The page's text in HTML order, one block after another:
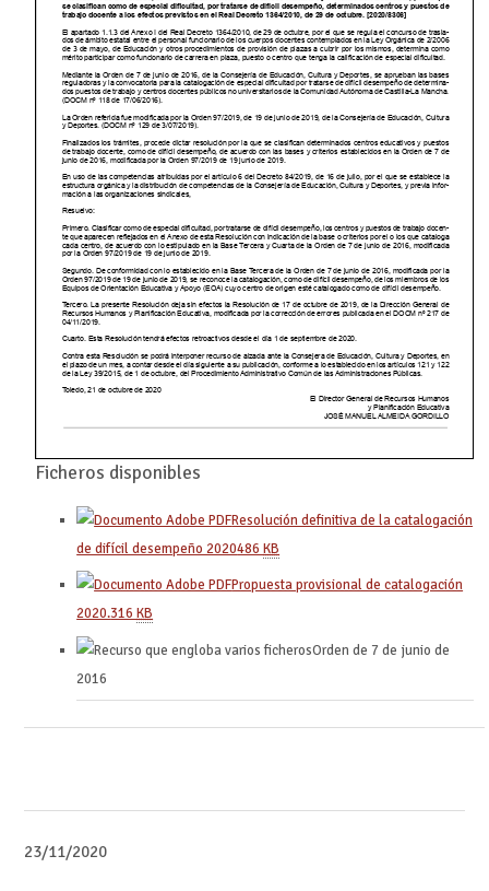
Ficheros disponibles
Resolución definitiva de la catalogación
de difícil desempeño 2020486KB
Propuesta provisional de catalogación
2020.316KB
Orden de 7 de junio de
2016
23/11/2020